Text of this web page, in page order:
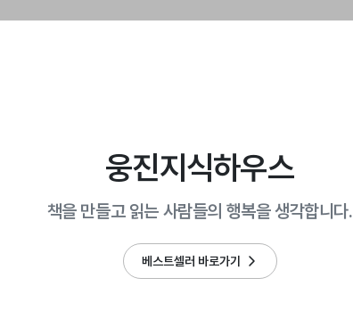
웅진지식하우스
책을 만들고 읽는 사람들의 행복을 생각합니다.
베스트셀러 바로가기